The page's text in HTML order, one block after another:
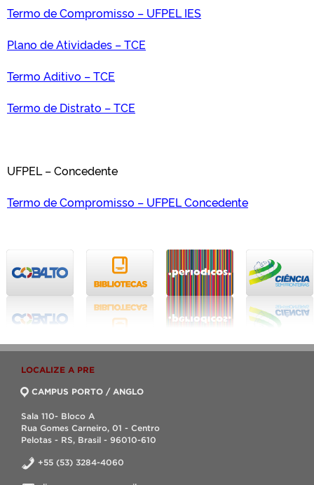
Termo de Compromisso – UFPEL IES
Plano de Atividades – TCE
Termo Aditivo – TCE
Termo de Distrato – TCE
UFPEL – Concedente
Termo de Compromisso – UFPEL Concedente
LOCALIZE A PRE
CAMPUS PORTO / ANGLO
Sala 110- Bloco A
Rua Gomes Carneiro, 01 - Centro
Pelotas - RS, Brasil - 96010-610
+55 (53) 3284-4060